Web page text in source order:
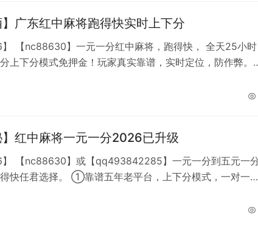
】广东红中麻将跑得快实时上下分
【nc88630】一元一分红中麻将，跑得快， 全天25小时
上下分模式免押金！玩家真实靠谱，实时定位，防作弊。
天二十四小时不熄火。
】红中麻将一元一分2026已升级
【nc88630】或【qq493842285】一元一分到五元一
快任君选择。 ①靠谱五年老平台，上下分模式，一对一专
，保证一分不少是我们的宗旨！ ②玩法有广东湖南红中